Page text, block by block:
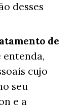
desses
de
entenda,
cujo
seu
e a